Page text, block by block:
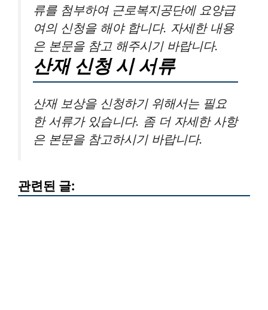
류를 첨부하여 근로복지공단에 요양급
여의 신청을 해야 합니다. 자세한 내용
은 본문을 참고 해주시기 바랍니다.
산재 신청 시 서류
산재 보상을 신청하기 위해서는 필요
한 서류가 있습니다. 좀 더 자세한 사항
은 본문을 참고하시기 바랍니다.
관련된 글: